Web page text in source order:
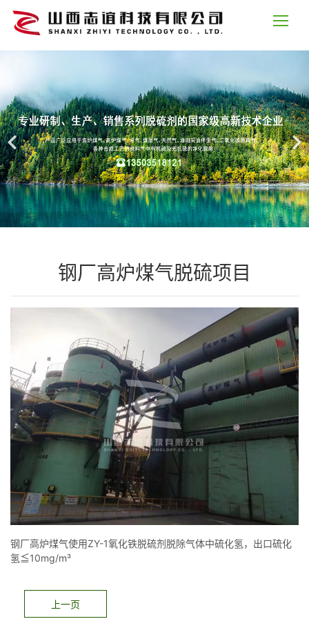
钢厂高炉煤气脱硫项目
钢厂高炉煤气使用ZY-1氧化铁脱硫剂脱除气体中硫化氢，出口硫化
氢≦10mg/m³
上一页